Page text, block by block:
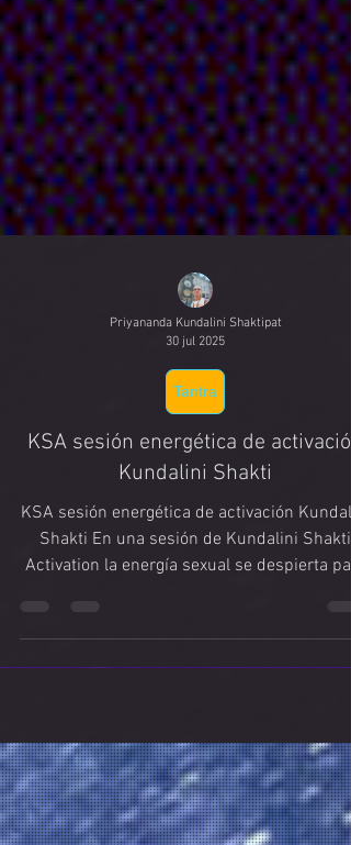
Priyananda Kundalini Shaktipat
30 jul 2025
Tantra
KSA sesión energética de activación
Kundalini Shakti
KSA sesión energética de activación
Activation la energía sexual se despierta
sanar todo el cuerpo. A medida que te
tu cuerpo y tu mente se abren en un